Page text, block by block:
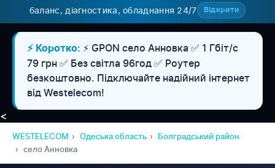
баланс, діагностика, обладнання 24/7 Відкрити
⚡ Коротко: ⚡ GPON село Анновка ✅ 1 Гбіт/с
79 грн ✅ Без світла 96год ✅ Роутер
безкоштовно. Підключайте надійний інтернет
від Westelecom!
<
WESTELECOM Одеська область
Болградський район
село Анновка